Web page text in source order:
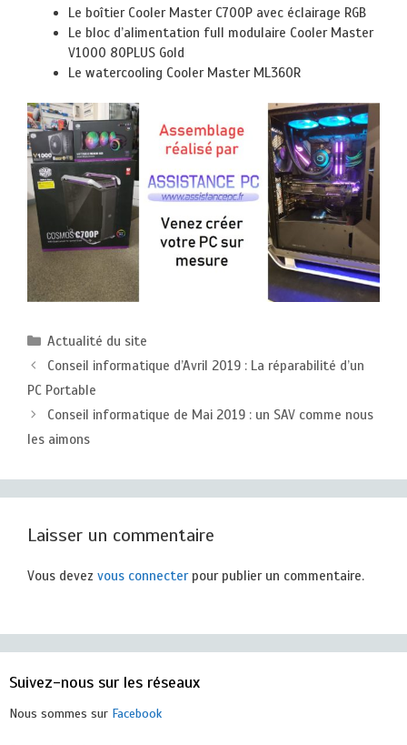
Le boîtier Cooler Master C700P avec éclairage RGB
Le bloc d’alimentation full modulaire Cooler Master
V1000 80PLUS Gold
Le watercooling Cooler Master ML360R
Catégories
Actualité du site
Conseil informatique d’Avril 2019 : La réparabilité d’un
PC Portable
Conseil informatique de Mai 2019 : un SAV comme nous
les aimons
Laisser un commentaire
Vous devez vous connecterpour publier un commentaire.
Suivez-nous sur les réseaux
Nous sommes sur Facebook